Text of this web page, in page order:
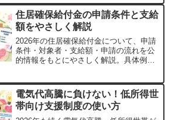
住居確保給付金の申請条件と支給
額をやさしく解説
2026年の住居確保給付金について、申請
条件・対象者・支給額・申請の流れを公
的情報をもとにやさしく解説。具体例や
電気代高騰に負けない！低所得世
帯向け支援制度の使い方